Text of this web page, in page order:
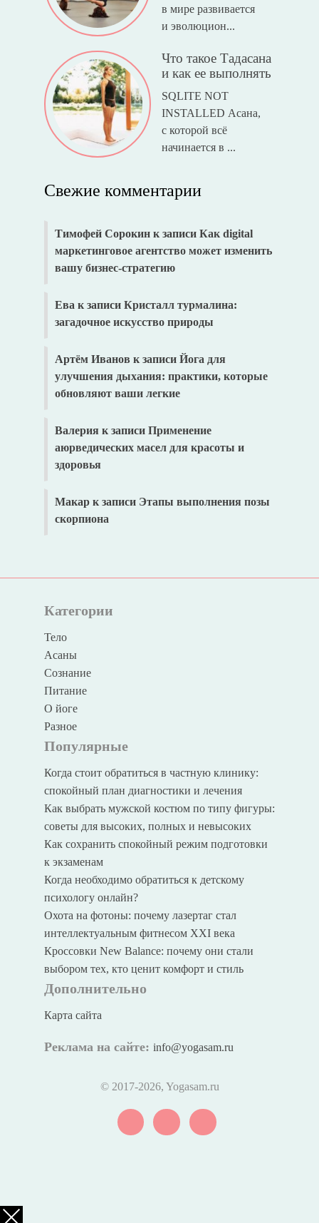
в мире развивается
и эволюцион...
Что такое Тадасана
и как ее выполнять
SQLITE NOT
INSTALLED Асана,
с которой всё
начинается в ...
Свежие комментарии
Тимофей Сорокинк записи Как digital
маркетинговое агентство может изменить
вашу бизнес-стратегию
Ева к записи Кристалл турмалина:
загадочное искусство природы
Артём Иванов к записи Йога для
улучшения дыхания: практики, которые
обновляют ваши легкие
Валерия к записи Применение
аюрведических масел для красоты и
здоровья
Макарк записи Этапы выполнения позы
скорпиона
Категории
Тело
Асаны
Сознание
Питание
О йоге
Разное
Популярные
Когда стоит обратиться в частную клинику:
спокойный план диагностики и лечения
Как выбрать мужской костюм по типу фигуры:
советы для высоких, полных и невысоких
Как сохранить спокойный режим подготовки
к экзаменам
Когда необходимо обратиться к детскому
психологу онлайн?
Охота на фотоны: почему лазертаг стал
интеллектуальным фитнесом XXI века
Кроссовки New Balance: почему они стали
выбором тех, кто ценит комфорт и стиль
Дополнительно
Карта сайта
Реклама на сайте: info@yogasam.ru
© 2017-2026, Yogasam.ru